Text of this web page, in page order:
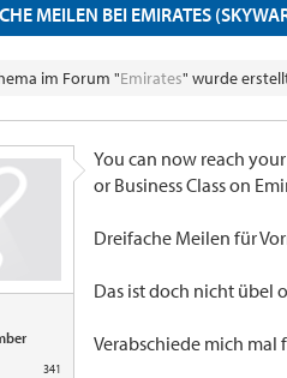
MEILEN BEI EMIRATES
im Forum "Emirates" wurde
341
You can now reach
or Business Class on
Dreifache Meilen für
Das ist doch nicht übel
Verabschiede mich mal